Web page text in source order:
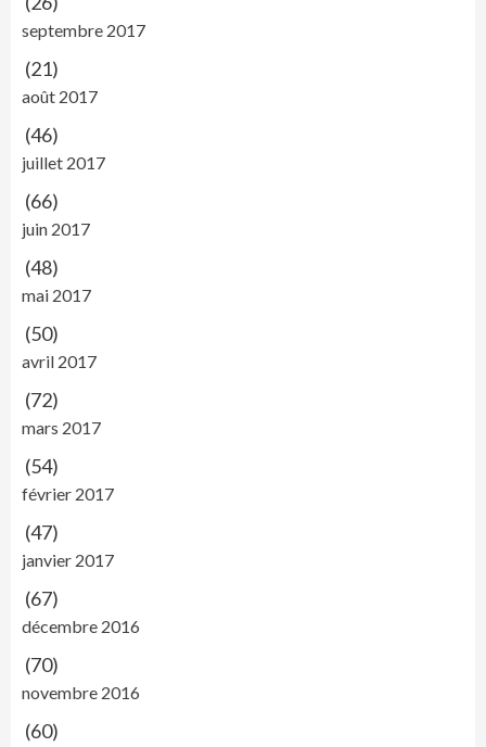
septembre 2017
(21)
août 2017
(46)
juillet 2017
(66)
juin 2017
(48)
mai 2017
(50)
avril 2017
(72)
mars 2017
(54)
février 2017
(47)
janvier 2017
(67)
décembre 2016
(70)
novembre 2016
(60)